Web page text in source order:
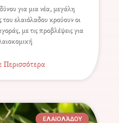
για μια νέα, μεγάλη
του ελαιόλαδου κρούουν οι
με τις προβλέψεις για
Περισσότερα
ΕΛΑΙΟΛΆΔΟΥ